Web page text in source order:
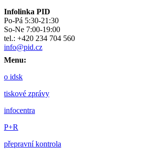
Infolinka PID
Po-Pá 5:30-21:30
So-Ne 7:00-19:00
tel.: +420 234 704 560
info@pid.cz
Menu:
o idsk
tiskové zprávy
infocentra
P+R
přepravní kontrola